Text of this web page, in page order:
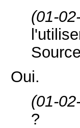
(01-
Oui.
(01-
?